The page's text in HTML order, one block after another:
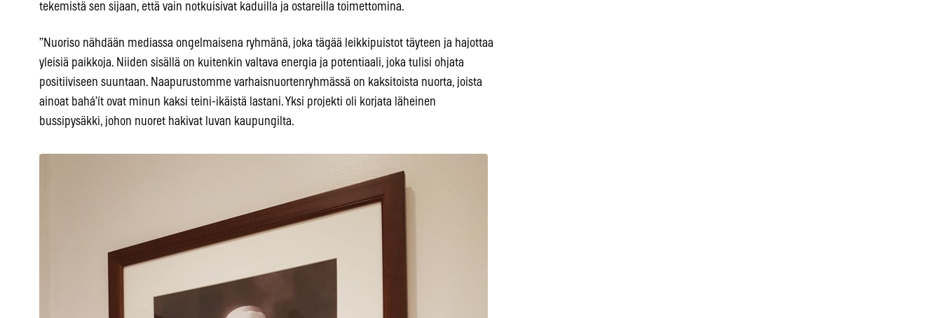
tekemistä sen sijaan, että vain notkuisivat kaduilla ja ostareilla toimettomina.
”Nuoriso nähdään mediassa ongelmaisena ryhmänä, joka tägää leikkipuistot täyteen ja hajottaa
yleisiä paikkoja. Niiden sisällä on kuitenkin valtava energia ja potentiaali, joka tulisi ohjata
positiiviseen suuntaan. Naapurustomme varhaisnuortenryhmässä on kaksitoista nuorta, joista
ainoat bahá’ít ovat minun kaksi teini-ikäistä lastani. Yksi projekti oli korjata läheinen
bussipysäkki, johon nuoret hakivat luvan kaupungilta.